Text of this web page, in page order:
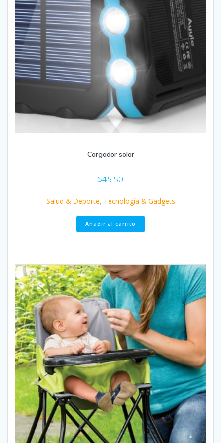
Cargador solar
$45.50
Salud & Deporte, Tecnología & Gadgets
Añadir al carrito